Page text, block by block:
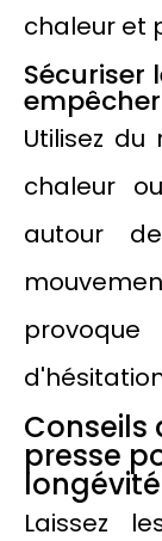
chaleur et
Sécuriser
Utilisez
chaleur
autour
presse
Laissez